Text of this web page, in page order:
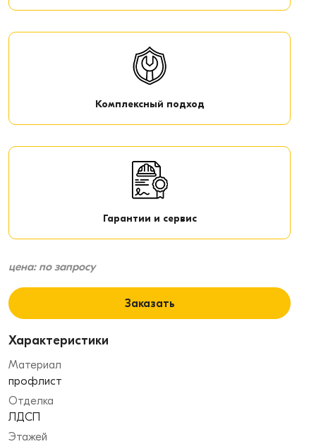
Комплексный подход
Гарантии и сервис
цена: по запросу
Заказать
Характеристики
Материал
профлист
Отделка
ЛДСП
Этажей